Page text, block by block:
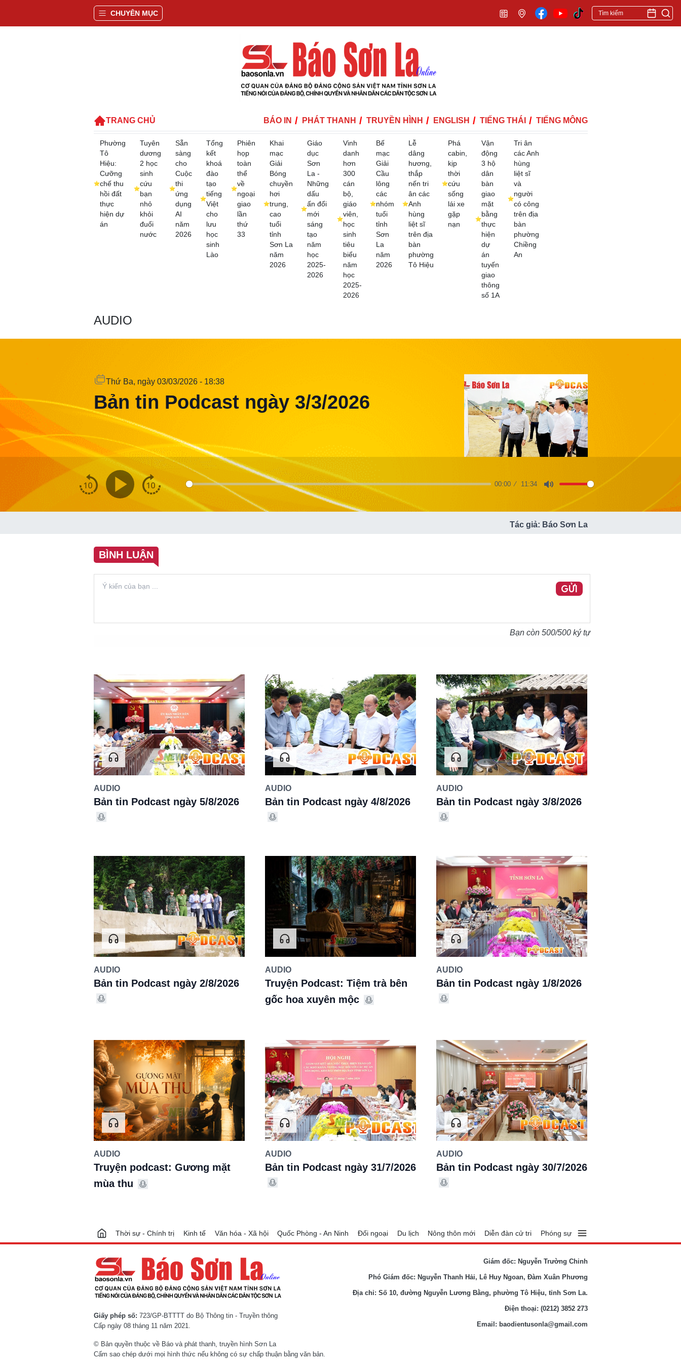
CHUYÊN MỤC
TRANG CHỦ BÁO IN PHÁT THANH TRUYỀN HÌNH ENGLISH TIẾNG THÁI TIẾNG MÔNG
Phường
Tô
Hiệu:
Cưỡng
chế thu
hồi đất
thực
hiện dự
án
Tuyên
dương
2 học
sinh
cứu
bạn
nhỏ
khỏi
đuối
nước
Sẵn
sàng
cho
Cuộc
thi
ứng
dụng
AI
năm
2026
Tổng
kết
khoá
đào
tạo
tiếng
Việt
cho
lưu
học
sinh
Lào
Phiên
họp
toàn
thể
về
ngoại
giao
lần
thứ
33
Khai
mạc
Giải
Bóng
chuyền
hơi
trung,
cao
tuổi
tỉnh
Sơn La
năm
2026
Giáo
dục
Sơn
La -
Những
dấu
ấn đổi
mới
sáng
tạo
năm
học
2025-
2026
Vinh
danh
hơn
300
cán
bộ,
giáo
viên,
học
sinh
tiêu
biểu
năm
học
2025-
2026
Bế
mạc
Giải
Cầu
lông
các
nhóm
tuổi
tỉnh
Sơn
La
năm
2026
Lễ
dâng
hương,
thắp
nến tri
ân các
Anh
hùng
liệt sĩ
trên địa
bàn
phường
Tô Hiệu
Phá
cabin,
kịp
thời
cứu
sống
lái xe
gặp
nạn
Vận
động
3 hộ
dân
bàn
giao
mặt
bằng
thực
hiện
dự
án
tuyến
giao
thông
số 1A
Tri ân
các Anh
hùng
liệt sĩ
và
người
có công
trên địa
bàn
phường
Chiềng
An
AUDIO
Thứ Ba, ngày 03/03/2026 - 18:38
Bản tin Podcast ngày 3/3/2026
00:00 11:34
Tác giả: Báo Sơn La
BÌNH LUẬN
GỬI
Bạn còn 500/500 ký tự
AUDIO
Bản tin Podcast ngày 5/8/2026
AUDIO
Bản tin Podcast ngày 4/8/2026
AUDIO
Bản tin Podcast ngày 3/8/2026
AUDIO
Bản tin Podcast ngày 2/8/2026
AUDIO
Truyện Podcast: Tiệm trà bên
gốc hoa xuyên mộc
AUDIO
Bản tin Podcast ngày 1/8/2026
AUDIO
Truyện podcast: Gương mặt
mùa thu
AUDIO
Bản tin Podcast ngày 31/7/2026
AUDIO
Bản tin Podcast ngày 30/7/2026
Thời sự - Chính trị Kinh tế Văn hóa - Xã hội Quốc Phòng - An Ninh Đối ngoại Du lịch Nông thôn mới Diễn đàn cử tri Phóng sự
Giấy phép số: 723/GP-BTTTT do Bộ Thông tin - Truyền thông
Cấp ngày 08 tháng 11 năm 2021.
© Bản quyền thuộc về Báo và phát thanh, truyền hình Sơn La
Cấm sao chép dưới mọi hình thức nếu không có sự chấp thuận bằng văn bản.
Giám đốc: Nguyễn Trường Chinh
Phó Giám đốc: Nguyễn Thanh Hải, Lê Huy Ngoan, Đàm Xuân Phương
Địa chỉ: Số 10, đường Nguyễn Lương Bằng, phường Tô Hiệu, tỉnh Sơn La.
Điện thoại: (0212) 3852 273
Email: baodientusonla@gmail.com